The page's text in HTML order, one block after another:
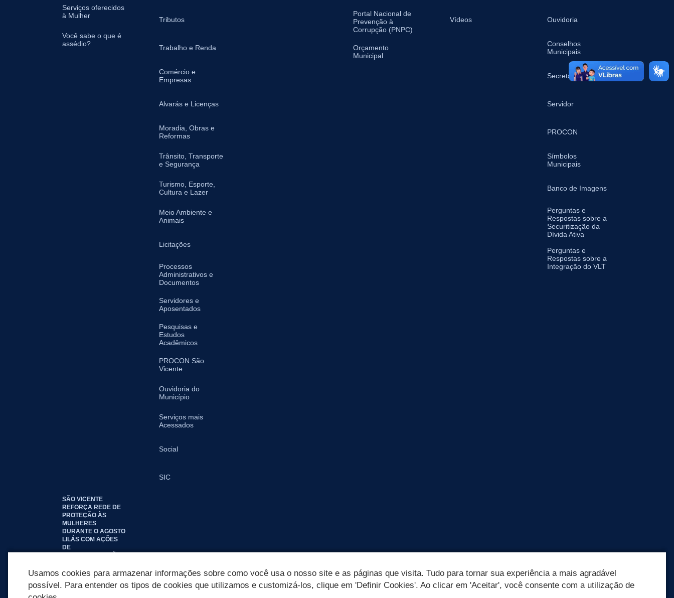
Serviços oferecidos
à Mulher
Você sabe o que é
assédio?
Tributos
Trabalho e Renda
Comércio e
Empresas
Alvarás e Licenças
Moradia, Obras e
Reformas
Trânsito, Transporte
e Segurança
Turismo, Esporte,
Cultura e Lazer
Meio Ambiente e
Animais
Licitações
Processos
Administrativos e
Documentos
Servidores e
Aposentados
Pesquisas e
Estudos
Acadêmicos
PROCON São
Vicente
Ouvidoria do
Município
Serviços mais
Acessados
Social
SIC
Portal Nacional de
Prevenção à
Corrupção (PNPC)
Orçamento
Municipal
Vídeos Ouvidoria
Conselhos
Municipais
Secretarias
Servidor
PROCON
Símbolos
Municipais
Banco de Imagens
Perguntas e
Respostas sobre a
Securitização da
Dívida Ativa
Perguntas e
Respostas sobre a
Integração do VLT
SÃO VICENTE
REFORÇA REDE DE
PROTEÇÃO ÀS
MULHERES
DURANTE O AGOSTO
LILÁS COM AÇÕES
DE
Usamos cookies para armazenar informações sobre como você usa o nosso site e as páginas que visita. Tudo para tornar sua experiência a mais agradável
possível. Para entender os tipos de cookies que utilizamos e customizá-los, clique em 'Definir Cookies'. Ao clicar em 'Aceitar', você consente com a utilização de